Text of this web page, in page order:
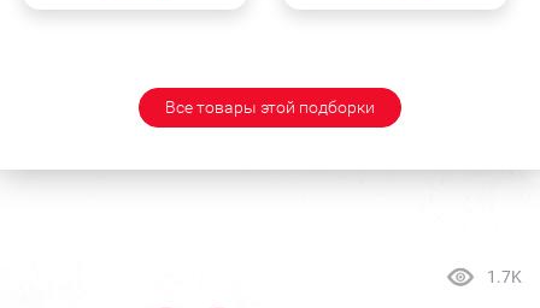
Все товары этой подборки
1.7K